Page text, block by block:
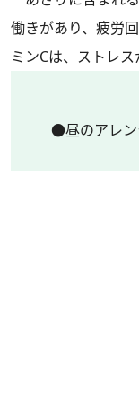
働きがあり、疲労
ミンCは、ストレス
●昼のアレン